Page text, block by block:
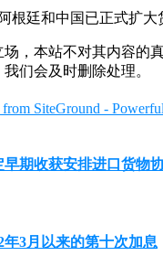
根廷和中国已正式扩
，本站不对其内容的
们会及时删除处理。
期收获安排进口货物
3月以来的第十次加息